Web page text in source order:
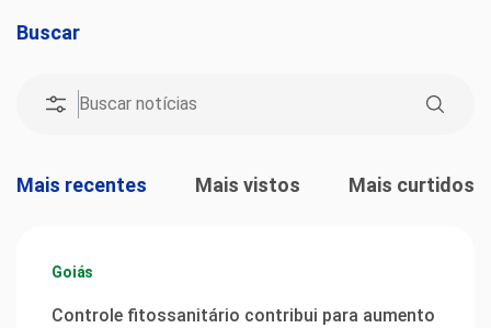
Buscar
Mais recentes Mais vistos Mais curtidos
Goiás
Controle fitossanitário contribui para aumento